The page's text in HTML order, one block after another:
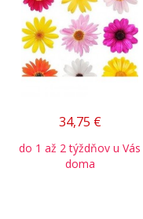
34,75 €
do 1 až 2 týždňov u Vás
doma